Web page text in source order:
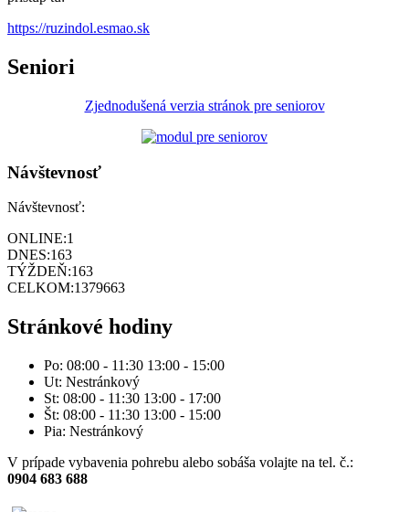
https://ruzindol.esmao.sk
Seniori
Zjednodušená verzia stránok pre seniorov
Návštevnosť
Návštevnosť:
ONLINE:1
DNES:163
TÝŽDEŇ:163
CELKOM:1379663
Stránkové hodiny
Po: 08:00 - 11:30 13:00 - 15:00
Ut: Nestránkový
St: 08:00 - 11:30 13:00 - 17:00
Št: 08:00 - 11:30 13:00 - 15:00
Pia: Nestránkový
V prípade vybavenia pohrebu alebo sobáša volajte na tel. č.:
0904 683 688